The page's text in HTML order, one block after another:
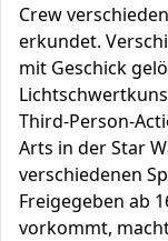
Crew
erkundet.
mit Geschick
Third-Person-
Arts in der Star
verschiedenen
Freigegeben ab
vorkommt,